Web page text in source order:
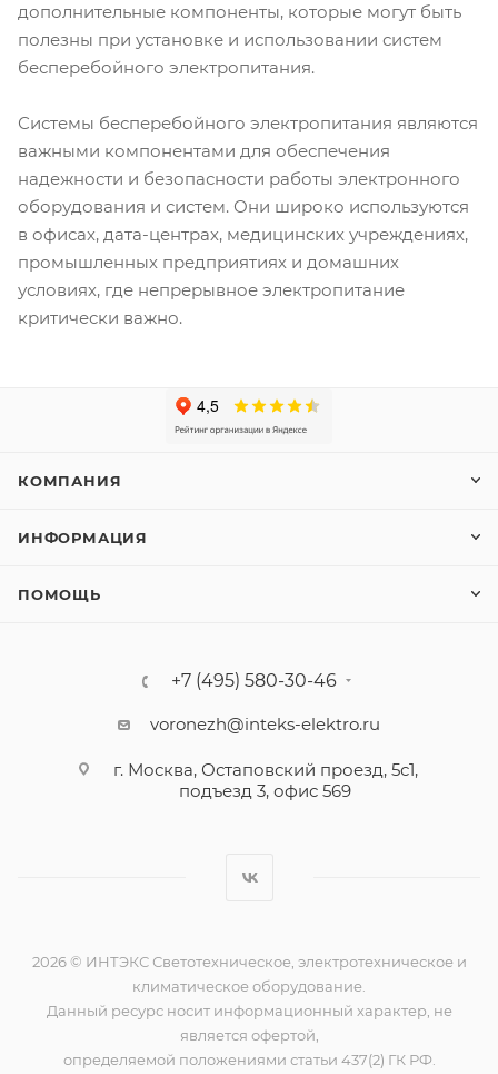
дополнительные компоненты, которые могут быть
полезны при установке и использовании систем
бесперебойного электропитания.
Системы бесперебойного электропитания являются
важными компонентами для обеспечения
надежности и безопасности работы электронного
оборудования и систем. Они широко используются
в офисах, дата-центрах, медицинских учреждениях,
промышленных предприятиях и домашних
условиях, где непрерывное электропитание
критически важно.
КОМПАНИЯ
ИНФОРМАЦИЯ
ПОМОЩЬ
+7 (495) 580-30-46
voronezh@inteks-elektro.ru
г. Москва, Остаповский проезд, 5с1,
подъезд 3, офис 569
2026 © ИНТЭКС Светотехническое, электротехническое и
климатическое оборудование.
Данный ресурс носит информационный характер, не
является офертой,
определяемой положениями статьи 437(2) ГК РФ.